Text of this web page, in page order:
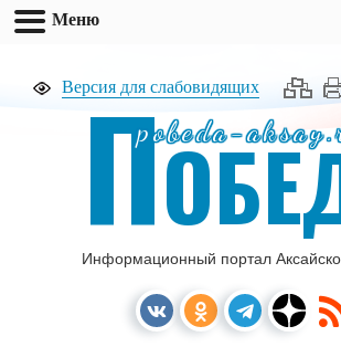
Версия для слабовидящих
pobeda-
П
Информационный портал
Меню